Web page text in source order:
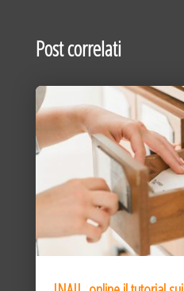
Post correlati